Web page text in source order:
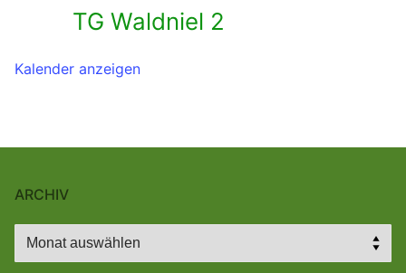
TG Waldniel 2
Kalender anzeigen
ARCHIV
Archiv